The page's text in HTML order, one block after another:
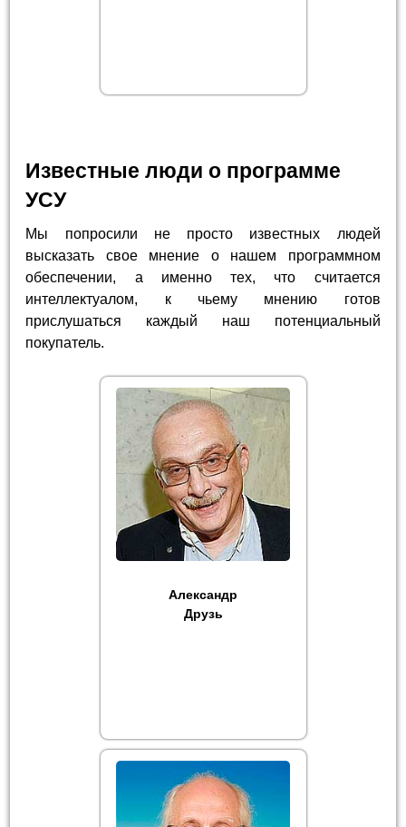
Известные люди о программе
УСУ
Мы попросили не просто известных людей
высказать свое мнение о нашем программном
обеспечении, а именно тех, что считается
интеллектуалом, к чьему мнению готов
прислушаться каждый наш потенциальный
покупатель.
Александр
Друзь